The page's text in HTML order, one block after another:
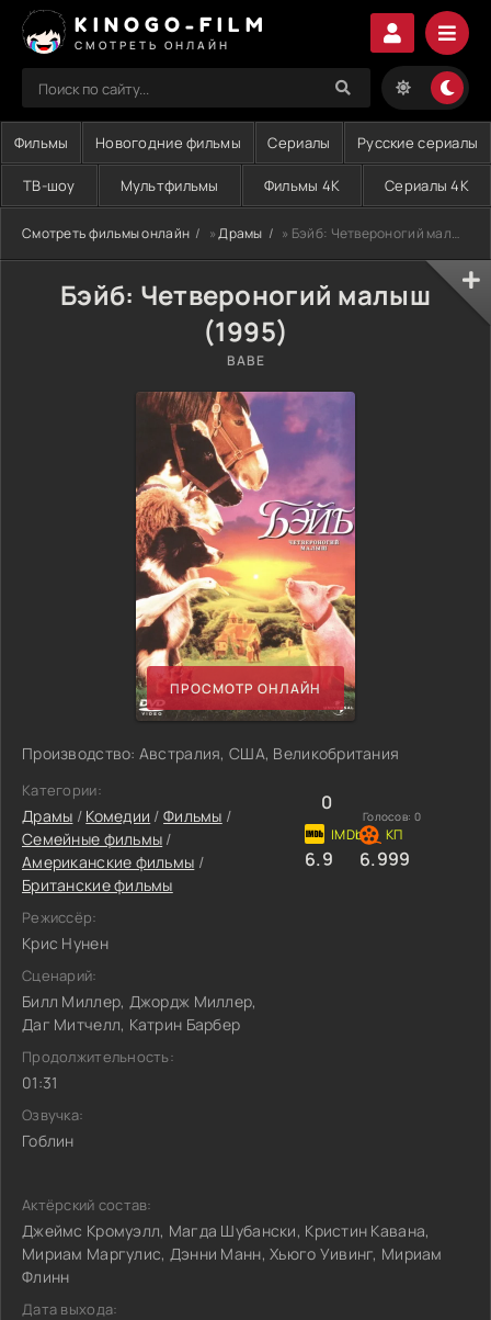
KINOGO-FILM
СМОТРЕТЬ ОНЛАЙН
Фильмы Новогодние фильмы Сериалы Русские сериалы
ТВ-шоу Мультфильмы Фильмы 4K Сериалы 4K
Смотреть фильмы онлайн »Драмы » Бэйб: Четвероногий малыш (1995)
Бэйб: Четвероногий малыш
(1995)
BABE
ПРОСМОТР ОНЛАЙН
Производство: Австралия, США, Великобритания
Категории:
Драмы / Комедии /Фильмы /
Семейные фильмы /
Американские фильмы /
Британские фильмы
Режиссёр:
Крис Нунен
Сценарий:
Билл Миллер, Джордж Миллер,
Даг Митчелл, Катрин Барбер
Продолжительность:
01:31
Озвучка:
Гоблин
0
Голосов: 0
6.9 6.999
Актёрский состав:
Джеймс Кромуэлл, Магда Шубански, Кристин Кавана,
Мириам Маргулис, Дэнни Манн, Хьюго Уивинг, Мириам
Флинн
Дата выхода: